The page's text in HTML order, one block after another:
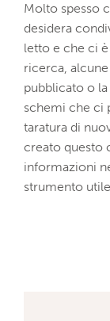
Molto spesso
desidera
letto e che ci
ricerca,
pubblicato o
schemi che ci
taratura di
creato questo
informazioni
strumento